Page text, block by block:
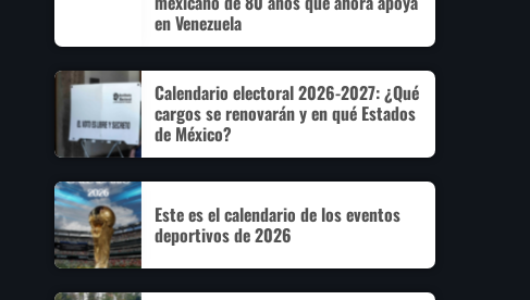
en Venezuela
Calendario electoral 2026-2027: ¿Qué
cargos se renovarán y en qué Estados
de México?
Este es el calendario de los eventos
deportivos de 2026